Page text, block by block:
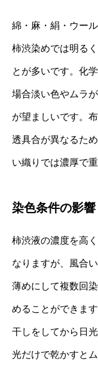
綿・麻・絹・ウー
柿渋染めでは明る
とが多いです。化
場合淡い色やムラ
が望ましいです。
透具合が異なるた
い織りでは濃厚で
染色条件の影響
柿渋液の濃度を高
なりますが、風合
薄めにして複数回
めることができま
干しをしてから日
光だけで乾かすと